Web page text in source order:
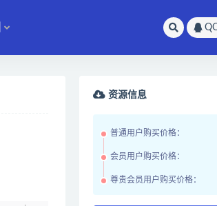
资源信息
普通用户购买价格：
会员用户购买价格：
尊贵会员用户购买价格：